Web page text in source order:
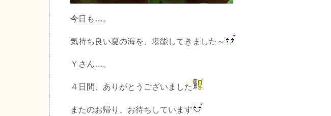
今日も…。
気持ち良い夏の海を、堪能してきました～
Ｙさん…。
４日間、ありがとうございました
またのお帰り、お待ちしています